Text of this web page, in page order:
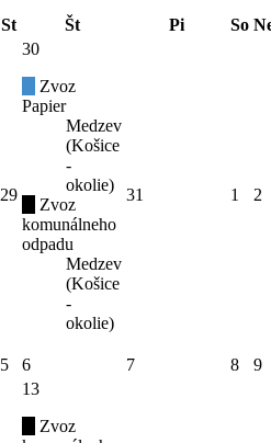
St Št Pi So
29
30
Zvoz
Papier
Medzev
(Košice
-
okolie)
Zvoz
komunálneho
odpadu
Medzev
(Košice
-
okolie)
31 1 2
5 6 7 8
9
13
Zvoz